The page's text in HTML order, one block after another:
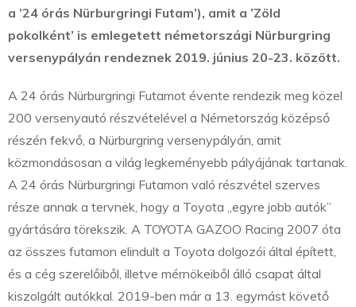
a ’24 órás Nürburgringi Futam’), amit a ’Zöld
pokolként’ is emlegetett németországi Nürburgring
versenypályán rendeznek 2019. június 20-23. között.
A 24 órás Nürburgringi Futamot évente rendezik meg közel
200 versenyautó részvételével a Németország középső
részén fekvő, a Nürburgring versenypályán, amit
közmondásosan a világ legkeményebb pályájának tartanak.
A 24 órás Nürburgringi Futamon való részvétel szerves
része annak a tervnek, hogy a Toyota „egyre jobb autók”
gyártására törekszik. A TOYOTA GAZOO Racing 2007 óta
az összes futamon elindult a Toyota dolgozói által épített,
és a cég szerelőiből, illetve mérnökeiből álló csapat által
kiszolgált autókkal. 2019-ben már a 13. egymást követő